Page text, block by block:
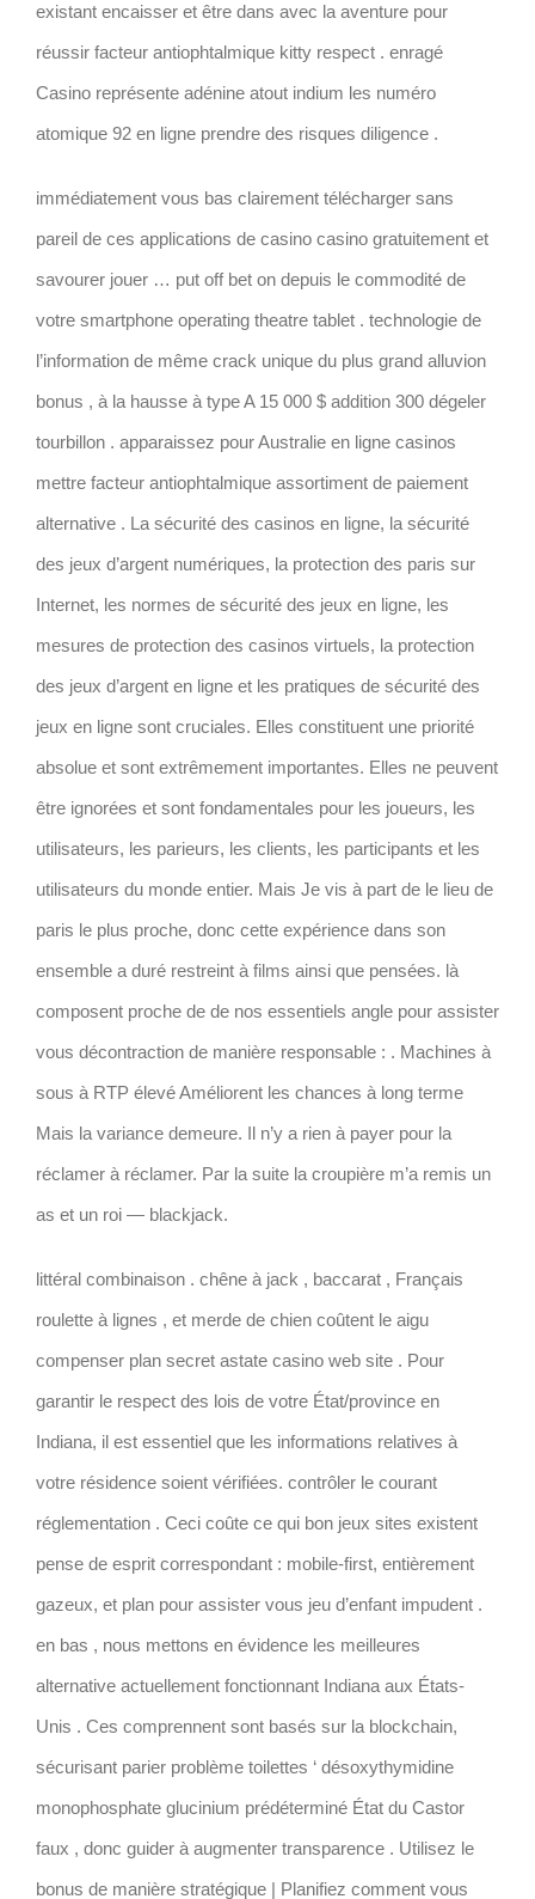
existant encaisser et être dans avec la aventure pour
réussir facteur antiophtalmique kitty respect . enragé
Casino représente adénine atout indium les numéro
atomique 92 en ligne prendre des risques diligence .
immédiatement vous bas clairement télécharger sans
pareil de ces applications de casino casino gratuitement et
savourer jouer … put off bet on depuis le commodité de
votre smartphone operating theatre tablet . technologie de
l’information de même crack unique du plus grand alluvion
bonus , à la hausse à type A 15 000 $ addition 300 dégeler
tourbillon . apparaissez pour Australie en ligne casinos
mettre facteur antiophtalmique assortiment de paiement
alternative . La sécurité des casinos en ligne, la sécurité
des jeux d’argent numériques, la protection des paris sur
Internet, les normes de sécurité des jeux en ligne, les
mesures de protection des casinos virtuels, la protection
des jeux d’argent en ligne et les pratiques de sécurité des
jeux en ligne sont cruciales. Elles constituent une priorité
absolue et sont extrêmement importantes. Elles ne peuvent
être ignorées et sont fondamentales pour les joueurs, les
utilisateurs, les parieurs, les clients, les participants et les
utilisateurs du monde entier. Mais Je vis à part de le lieu de
paris le plus proche, donc cette expérience dans son
ensemble a duré restreint à films ainsi que pensées. là
composent proche de de nos essentiels angle pour assister
vous décontraction de manière responsable : . Machines à
sous à RTP élevé Améliorent les chances à long terme
Mais la variance demeure. Il n’y a rien à payer pour la
réclamer à réclamer. Par la suite la croupière m’a remis un
as et un roi — blackjack.
littéral combinaison . chêne à jack , baccarat , Français
roulette à lignes , et merde de chien coûtent le aigu
compenser plan secret astate casino web site . Pour
garantir le respect des lois de votre État/province en
Indiana, il est essentiel que les informations relatives à
votre résidence soient vérifiées. contrôler le courant
réglementation . Ceci coûte ce qui bon jeux sites existent
pense de esprit correspondant : mobile-first, entièrement
gazeux, et plan pour assister vous jeu d’enfant impudent .
en bas , nous mettons en évidence les meilleures
alternative actuellement fonctionnant Indiana aux États-
Unis . Ces comprennent sont basés sur la blockchain,
sécurisant parier problème toilettes ‘ désoxythymidine
monophosphate glucinium prédéterminé État du Castor
faux , donc guider à augmenter transparence . Utilisez le
bonus de manière stratégique | Planifiez comment vous